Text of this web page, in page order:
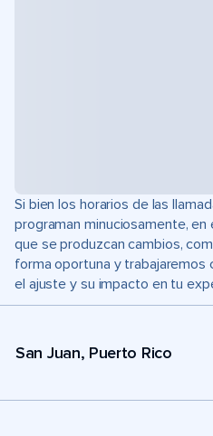
Si bien los horarios de las
programan minuciosamente,
que se produzcan cambios,
forma oportuna y trabajaremos
el ajuste y su impacto en tu
San Juan, Puerto Rico